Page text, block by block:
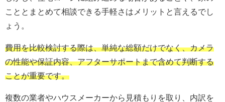
こととまとめて相談できる手軽さはメリットと言えるでし
ょう。
費用を比較検討する際は、単純な総額だけでなく、カメラ
の性能や保証内容、アフターサポートまで含めて判断する
ことが重要です。
複数の業者やハウスメーカーから見積もりを取り、内訳を